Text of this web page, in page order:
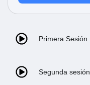
Primera Sesión
Segunda sesión